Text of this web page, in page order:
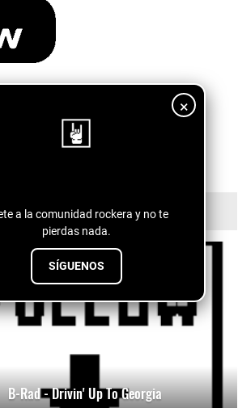
×
a la comunidad rockera y no te
pierdas nada.
SÍGUENOS
B-Rad - Drivin' Up To Georgia